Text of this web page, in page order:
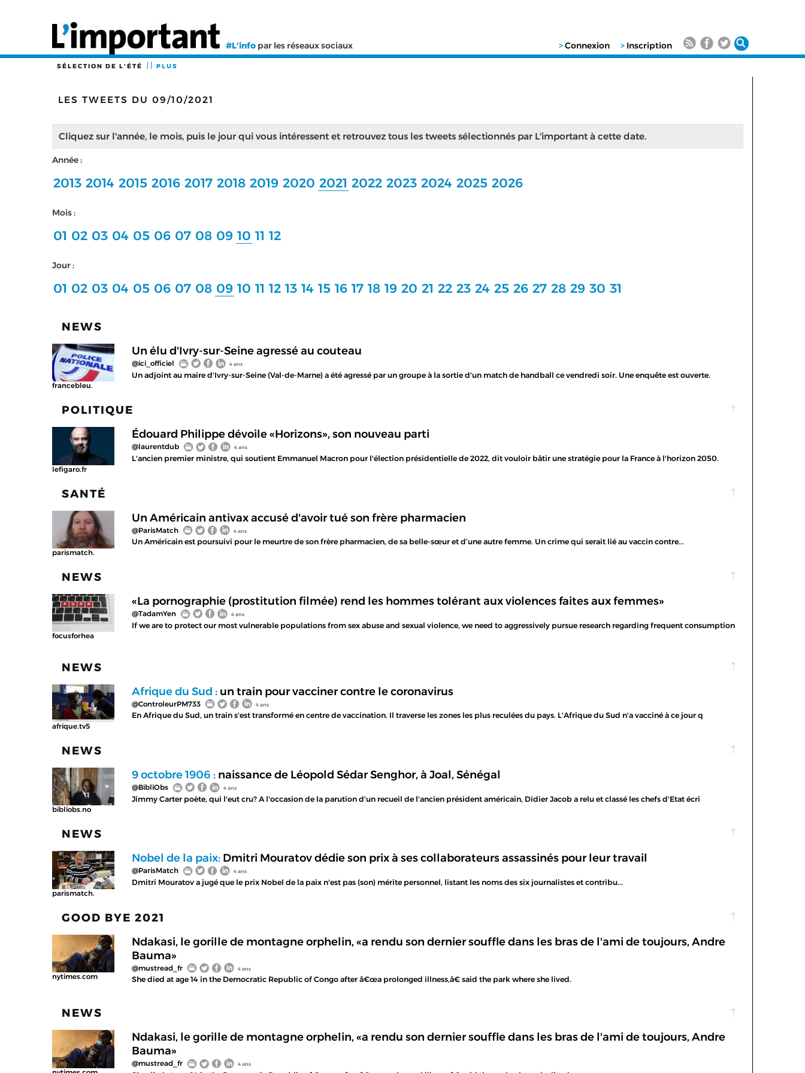
#L'info par les réseaux sociaux >Connexion > Inscription
SÉLECTION DE L'ÉTÉ PLUS
LES TWEETS DU 09/10/2021
Cliquez sur l'année, le mois, puis le jour qui vous intéressent et retrouvez tous les tweets sélectionnés par L'important à cette date.
Année :
2013 2014 2015 2016 2017 2018 2019 2020 2021 2022 2023 2024 2025 2026
Mois :
01 02 03 04 05 06 07 08 09 10 11 12
Jour :
01 02 03 04 05 06 07 08 09 10 11 12 13 14 15 16 17 18 19 20 21 22 23 24 25 26 27 28 29 30 31
NEWS
francebleu.
Un élu d'Ivry-sur-Seine agressé au couteau
@ici_officiel 4 ans
Un adjoint au maire d'Ivry-sur-Seine (Val-de-Marne) a été agressé par un groupe à la sortie d'un match de handball ce vendredi soir. Une enquête est ouverte.
POLITIQUE
lefigaro.fr
Édouard Philippe dévoile «Horizons», son nouveau parti
@laurentdub 4 ans
L'ancien premier ministre, qui soutient Emmanuel Macron pour l'élection présidentielle de 2022, dit vouloir bâtir une stratégie pour la France à l'horizon 2050.
SANTÉ
parismatch.
Un Américain antivax accusé d'avoir tué son frère pharmacien
@ParisMatch 4 ans
Un Américain est poursuivi pour le meurtre de son frère pharmacien, de sa belle-sœur et d’une autre femme. Un crime qui serait lié au vaccin contre...
NEWS
focusforhea
«La pornographie (prostitution filmée) rend les hommes tolérant aux violences faites aux femmes»
@TadamYen 4 ans
If we are to protect our most vulnerable populations from sex abuse and sexual violence, we need to aggressively pursue research regarding frequent consumption
NEWS
afrique.tv5
Afrique du Sud : un train pour vacciner contre le coronavirus
@ControleurPM733 4 ans
En Afrique du Sud, un train s'est transformé en centre de vaccination. Il traverse les zones les plus reculées du pays. L'Afrique du Sud n'a vacciné à ce jour q
NEWS
bibliobs.no
9 octobre 1906 : naissance de Léopold Sédar Senghor, à Joal, Sénégal
@BibliObs 4 ans
Jimmy Carter poète, qui l'eut cru? A l'occasion de la parution d'un recueil de l'ancien président américain, Didier Jacob a relu et classé les chefs d'Etat écri
NEWS
parismatch.
Nobel de la paix: Dmitri Mouratov dédie son prix à ses collaborateurs assassinés pour leur travail
@ParisMatch 4 ans
Dmitri Mouratov a jugé que le prix Nobel de la paix n'est pas (son) mérite personnel, listant les noms des six journalistes et contribu...
GOOD BYE 2021
nytimes.com
Ndakasi, le gorille de montagne orphelin, «a rendu son dernier souffle dans les bras de l'ami de toujours, Andre
Bauma»
@mustread_fr 4 ans
She died at age 14 in the Democratic Republic of Congo after â€œa prolonged illness,â€ said the park where she lived.
NEWS
Ndakasi, le gorille de montagne orphelin, «a rendu son dernier souffle dans les bras de l'ami de toujours, Andre
Bauma»
@mustread_fr 4 ans